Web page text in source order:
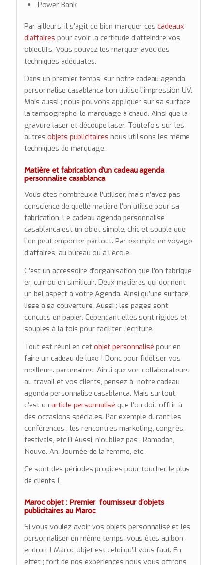
Power Bank
Par ailleurs, il s’agit de bien marquer ces cadeaux
d’affaires pour avoir la certitude d’atteindre vos
objectifs. Vous pouvez les marquer avec des
techniques adéquates.
Dans un premier temps, sur notre cadeau agenda
personnalise casablanca l’on utilise l’impression UV.
Mais aussi ; nous pouvons appliquer sur sa surface
la tampographe, le marquage à chaud. Ainsi que la
gravure laser et découpe laser. Toutefois sur les
autres objets publicitaires nous utilisons les même
techniques de marquage.
Matière et fabrication d’un cadeau agenda
personnalise casablanca
Vous êtes nombreux à l’utiliser, mais n’avez pas
conscience de quelle matière l’on utilise pour sa
fabrication. Le cadeau agenda personnalise
casablanca est un objet simple, chic et souple que
l’on peut emporter partout. Par exemple en voyage
d’affaires, au bureau ou à l’école.
C’est un accessoire d’organisation que l’on fabrique
en cuir ou en similicuir. Deux matières qui donnent
un bel aspect à votre Agenda. Ainsi qu’une surface
lisse à sa couverture. Aussi ; les pages sont
conçues en papier. Cependant elles sont rigides et
souples à la fois pour faciliter l’écriture.
Tout est réuni en cet objet personnalisé pour en
faire un cadeau de luxe ! Donc pour fidéliser vos
meilleurs partenaires. Ainsi que vos collaborateurs
au travail et vos clients, pensez à notre cadeau
agenda personnalise casablanca. Mais surtout,
c’est un article personnalisé que l’on doit offrir à
des occasions spéciales. Par exemple durant les
conférences , les rencontres marketing, congrès,
festivals, etc.0 Aussi, n’oubliez pas , Ramadan,
Nouvel An, Journée de la femme, etc.
Ce sont des périodes propices pour toucher le plus
de clients !
Maroc objet : Premier fournisseur d’objets
publicitaires au Maroc
Si vous voulez avoir vos objets personnalisé et les
personnaliser en même temps, vous êtes au bon
endroit ! Maroc objet est celui qu’il vous faut. En
effet ; fort de nos expériences nous vous offrons